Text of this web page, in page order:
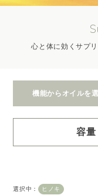
心と体に効くサプ
機能からオイルを
容量
用途・機能・種
択できます。選
・絞込み条件を変
選択中： ヒノキ